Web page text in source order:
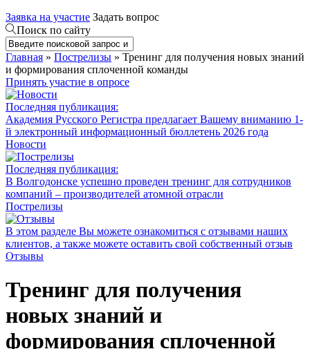
Заявка на участие Задать вопрос
Поиск по сайту
Главная » Пострелизы » Тренинг для получения новых знаний
и формирования сплоченной команды
Принять участие в опросе
Последняя публикация:
Академия Русского Регистра предлагает Вашему вниманию 1-
й электронный информационный бюллетень 2026 года
Новости
Последняя публикация:
В Волгодонске успешно проведен тренинг для сотрудников
компаний – производителей атомной отрасли
Пострелизы
В этом разделе Вы можете ознакомиться с отзывами наших
клиентов, а также можете оставить свой собственный отзыв
Отзывы
Тренинг для получения
новых знаний и
формирования сплоченной